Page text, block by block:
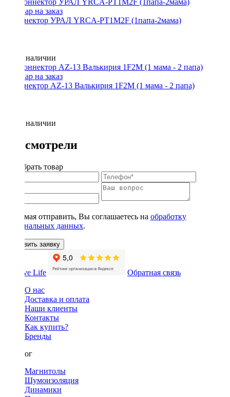
Y-коннектор УРАЛ YRCA-PT1M2F (1папа-2мама)
Нет в наличии
Y-коннектор AZ-13 Валькирия 1F2M (1 мама - 2 папа)
Нет в наличии
Вы смотрели
Подобрать товар
Нажимая отправить, Вы соглашаетесь на обработку
персональных данных.
Оставить заявку
Обратная связь
О нас
Доставка и оплата
Наши клиенты
Контакты
Как купить?
Бренды
Каталог
Магнитолы
Шумоизоляция
Динамики